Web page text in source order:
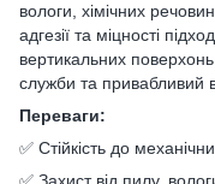
вологи, хімічних
адгезії та міцності
вертикальних
служби та привабливий
Переваги:
✅ Стійкість до